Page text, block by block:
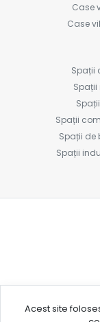
Case
Case
Spații
Spații
Spații
Spații de
Spații
Acest site